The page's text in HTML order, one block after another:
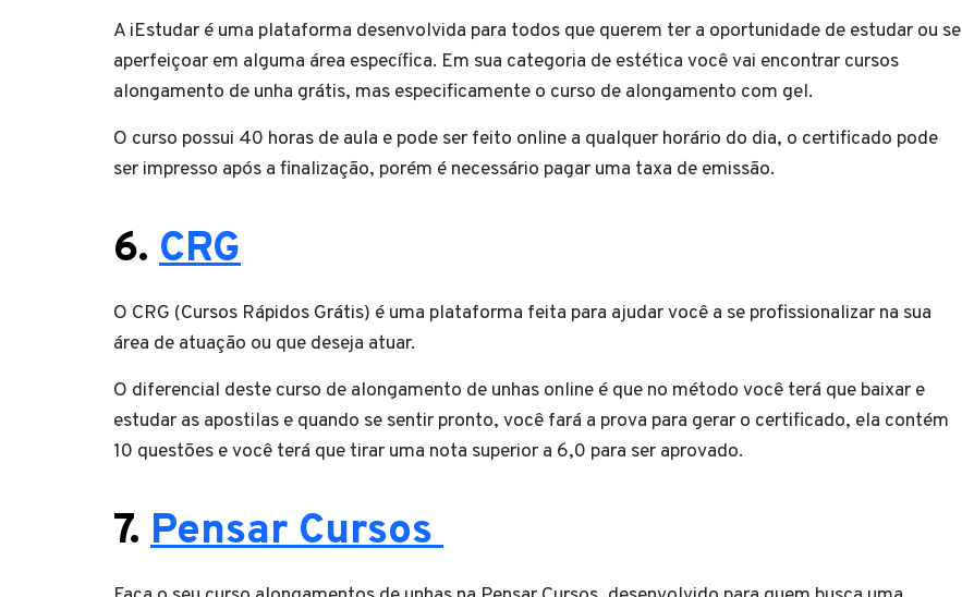
A iEstudar é uma plataforma desenvolvida para todos que querem ter a oportunidade de estudar ou se
aperfeiçoar em alguma área específica. Em sua categoria de estética você vai encontrar cursos
alongamento de unha grátis, mas especificamente o curso de alongamento com gel.
O curso possui 40 horas de aula e pode ser feito online a qualquer horário do dia, o certificado pode
ser impresso após a finalização, porém é necessário pagar uma taxa de emissão.
6. CRG
O CRG (Cursos Rápidos Grátis) é uma plataforma feita para ajudar você a se profissionalizar na sua
área de atuação ou que deseja atuar.
O diferencial deste curso de alongamento de unhas online é que no método você terá que baixar e
estudar as apostilas e quando se sentir pronto, você fará a prova para gerar o certificado, ela contém
10 questões e você terá que tirar uma nota superior a 6,0 para ser aprovado.
7. Pensar Cursos